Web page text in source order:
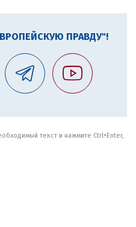
ПРАВДУ"!
текст и нажмите Ctrl+Enter,